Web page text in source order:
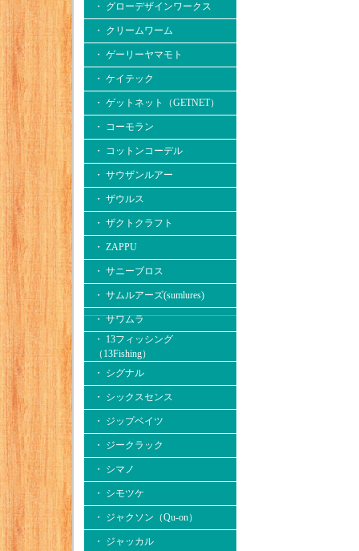
・ グローデザインワークス
・ クリームワーム
・ ゲーリーヤマモト
・ ケイテック
・ ゲットネット（GETNET）
・ コーモラン
・ コットンコーデル
・ サウザンルアー
・ ザウルス
・ ザクトクラフト
・ ZAPPU
・ サニーブロス
・ サムルアーズ(sumlures)
・ サワムラ
・ 13フィッシング
（13Fishing）
・ シグナル
・ シックスセンス
・ ジップベイツ
・ ジークラック
・ シマノ
・ シモツケ
・ ジャクソン（Qu-on）
・ ジャッカル